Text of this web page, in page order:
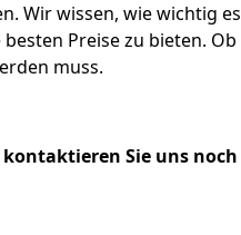
Wir wissen, wie wichtig es
Preise zu bieten. Ob
muss.
kontaktieren Sie uns noch